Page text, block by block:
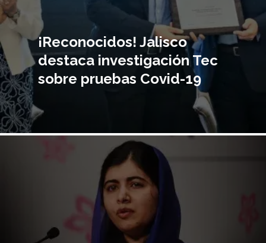
¡Reconocidos! Jalisco
destaca investigación Tec
sobre pruebas Covid-19